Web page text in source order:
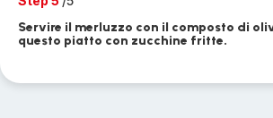
Servire il merluzzo con il composto di
questo piatto con zucchine fritte.